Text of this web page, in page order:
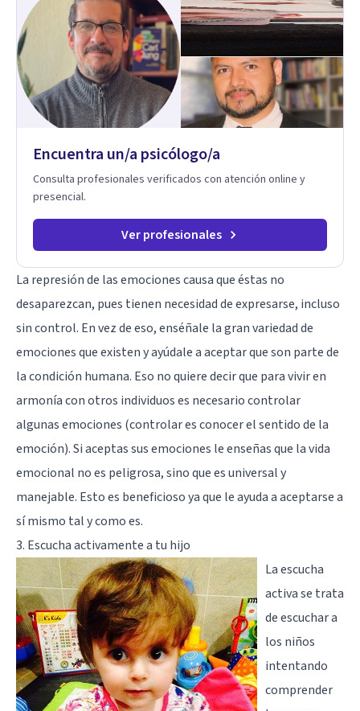
Encuentra un/a psicólogo/a
Consulta profesionales verificados con atención online y
presencial.
Ver profesionales
La represión de las emociones causa que éstas no
desaparezcan, pues tienen necesidad de expresarse, incluso
sin control. En vez de eso,enséñale la gran variedad de
emociones que existeny ayúdale a aceptar que son parte de
la condición humana. Eso no quiere decir que para vivir en
armonía con otros individuos es necesario controlar
algunas emociones (controlar es conocer el sentido de la
emoción). Si aceptas sus emociones le enseñas que la vida
emocional no es peligrosa, sino que es universal y
manejable. Esto es beneficioso ya que le ayuda a aceptarse a
sí mismo tal y como es.
3. Escucha activamente a tu hijo
Laescucha
activase trata
de escuchar a
los niños
intentando
comprender